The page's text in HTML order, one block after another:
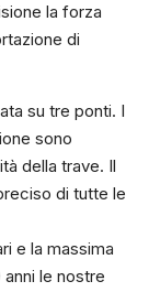
la forza
di
su tre ponti. I
sono
della trave. Il
di tutte le
e la massima
le nostre